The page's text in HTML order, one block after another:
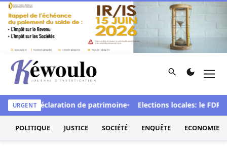
Aller au contenu
Kéwoulo, le premier site d'information et d'investigation
Rechercher
URGENT
de la déclaration de patrimoine Elections locales: le FDR
POLITIQUE JUSTICE SOCIÉTÉ ENQUÊTE ECONOMIE